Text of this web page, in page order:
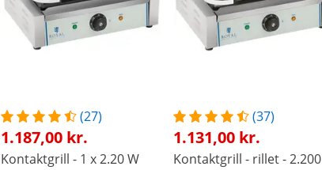
(27)
1.187,00 kr.
Kontaktgrill - 1 x 2.20 W
(37)
1.131,00 kr.
Kontaktgrill - rillet - 2.200